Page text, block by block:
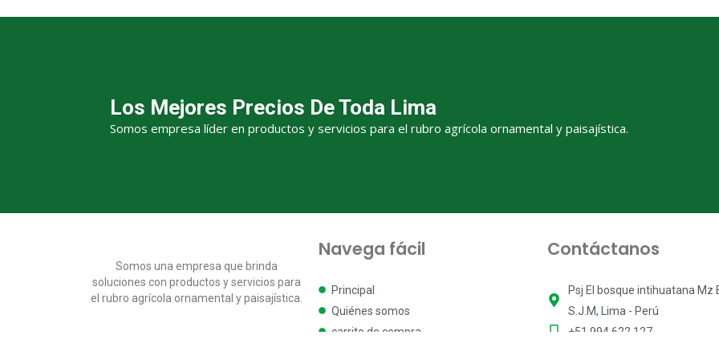
Los Mejores Precios De Toda Lima
Somos empresa líder en productos y servicios para el rubro agrícola ornamental y paisajística.
Somos una empresa que brinda
soluciones con productos y servicios para
el rubro agrícola ornamental y paisajística.
Navega fácil
Principal
Quiénes somos
carrito de compra
Contáctanos
Psj El bosque intihuatana Mz
S.J.M, Lima - Perú
+51 994 622 127